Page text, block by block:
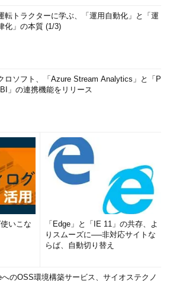
転トラクターに学ぶ、「運用自動化」と「運
化」の本質 (1/3)
ロソフト、「Azure Stream Analytics」と「P
」の連携機能をリリース
いこな
「Edge」と「IE 11」の共存、よ
りスムーズに──非対応サイトな
らば、自動切り替え
のOSS環境構築サービス、サイオステクノ